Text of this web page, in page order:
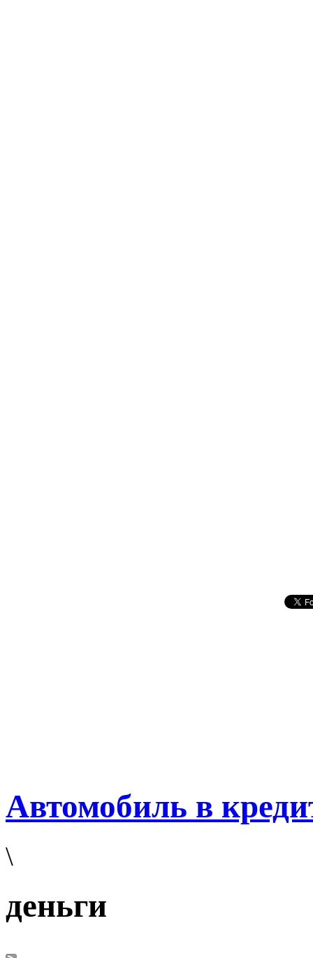
Автомобиль в
\
деньги